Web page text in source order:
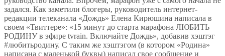
задался. Как заметили блогеры, руководитель интернет-
редакции телеканала «Дождь» Елена Кирюшина написала в
своем «Твиттере»: «15 минут до старта марафона ЛЮБИТЬ
РОДИНУ в эфире tvrain. Включайте Дождь», добавив хэштэг
#любитьродину. С таким же хэштэгом (в котором «Родина»
написана с маленькой буквы) написал свое сообщение и